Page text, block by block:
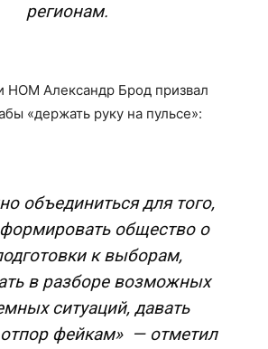
регионам.
НОМ Александр Брод призвал
«держать руку на пульсе»:
объединиться для того,
общество о
к выборам,
в разборе возможных
ситуаций, давать
фейкам» — отметил